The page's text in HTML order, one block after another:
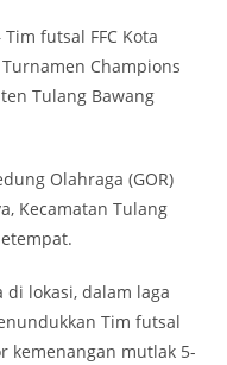
futsal FFC Kota
Champions
Tulang Bawang
Olahraga (GOR)
Kecamatan Tulang
lokasi, dalam laga
Tim futsal
kemenangan mutlak 5-